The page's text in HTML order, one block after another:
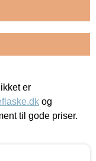
er
og
til gode priser.